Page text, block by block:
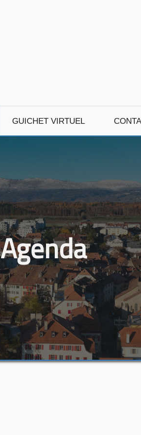
GUICHET VIRTUEL
Agenda